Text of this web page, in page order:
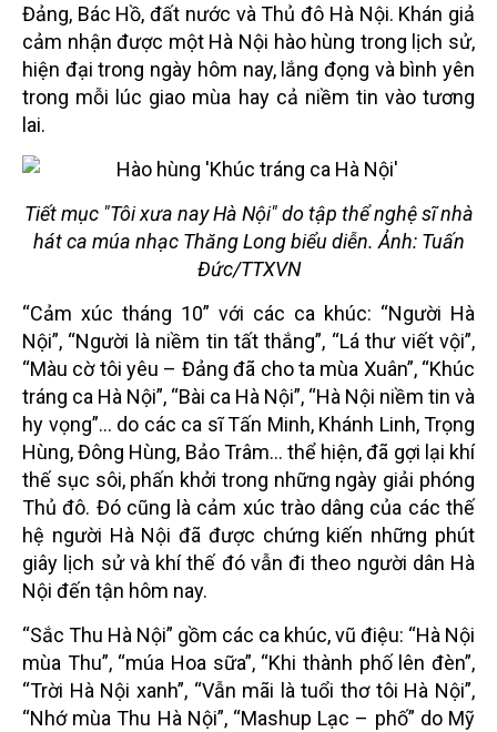
Đảng, Bác Hồ, đất nước và Thủ đô Hà Nội. Khán giả
cảm nhận được một Hà Nội hào hùng trong lịch sử,
hiện đại trong ngày hôm nay, lắng đọng và bình yên
trong mỗi lúc giao mùa hay cả niềm tin vào tương
lai.
Tiết mục "Tôi xưa nay Hà Nội" do tập thể nghệ sĩ nhà
hát ca múa nhạc Thăng Long biểu diễn. Ảnh: Tuấn
Đức/TTXVN
“Cảm xúc tháng 10” với các ca khúc: “Người Hà
Nội”, “Người là niềm tin tất thắng”, “Lá thư viết vội”,
“Màu cờ tôi yêu – Đảng đã cho ta mùa Xuân”, “Khúc
tráng ca Hà Nội”, “Bài ca Hà Nội”, “Hà Nội niềm tin và
hy vọng”... do các ca sĩ Tấn Minh, Khánh Linh, Trọng
Hùng, Đông Hùng, Bảo Trâm... thể hiện, đã gợi lại khí
thế sục sôi, phấn khởi trong những ngày giải phóng
Thủ đô. Đó cũng là cảm xúc trào dâng của các thế
hệ người Hà Nội đã được chứng kiến những phút
giây lịch sử và khí thế đó vẫn đi theo người dân Hà
Nội đến tận hôm nay.
“Sắc Thu Hà Nội” gồm các ca khúc, vũ điệu: “Hà Nội
mùa Thu”, “múa Hoa sữa”, “Khi thành phố lên đèn”,
“Trời Hà Nội xanh”, “Vẫn mãi là tuổi thơ tôi Hà Nội”,
“Nhớ mùa Thu Hà Nội”, “Mashup Lạc – phố” do Mỹ